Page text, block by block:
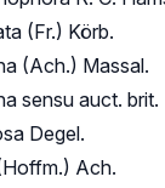
(Fr.) Körb.
(Ach.) Massal.
sensu auct. brit.
Degel.
Ach.